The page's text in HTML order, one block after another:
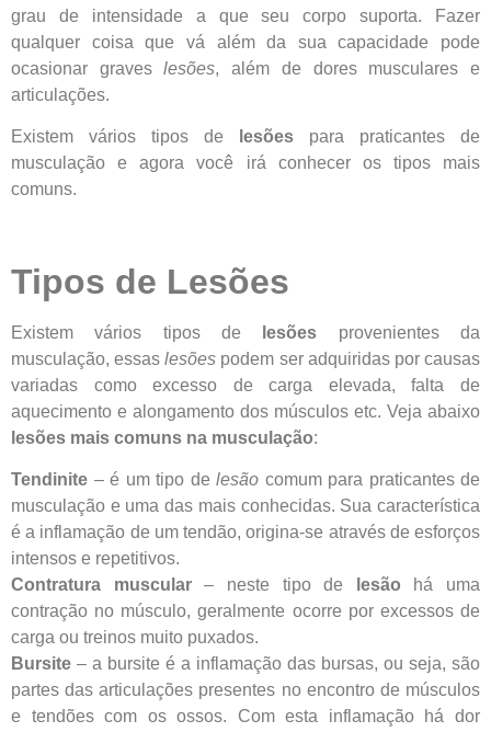
grau de intensidade a que seu corpo suporta. Fazer
qualquer coisa que vá além da sua capacidade pode
ocasionar graveslesões, além de dores musculares e
articulações.
Existem vários tipos de lesões para praticantes de
musculação e agora você irá conhecer os tipos mais
comuns.
Tipos de Lesões
Existem vários tipos de lesões provenientes da
musculação, essaslesões podem ser adquiridas por causas
variadas como excesso de carga elevada, falta de
aquecimento e alongamento dos músculos etc. Veja abaixo
lesões mais comuns na musculação:
Tendinite – é um tipo de lesão comum para praticantes de
musculação e uma das mais conhecidas. Sua característica
é a inflamação de um tendão, origina-se através de esforços
intensos e repetitivos.
Contratura muscular– neste tipo de lesão há uma
contração no músculo, geralmente ocorre por excessos de
carga ou treinos muito puxados.
Bursite – a bursite é a inflamação das bursas, ou seja, são
partes das articulações presentes no encontro de músculos
e tendões com os ossos. Com esta inflamação há dor